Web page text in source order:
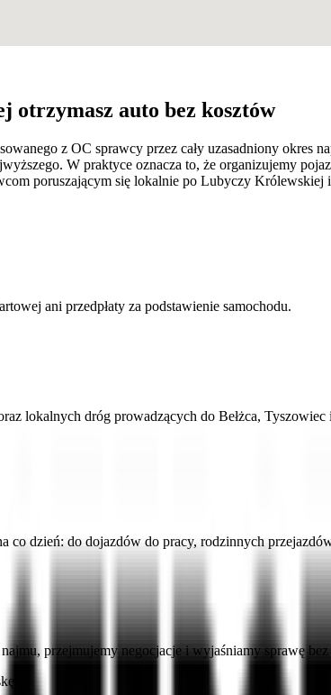
otrzymasz auto bez kosztów
z OC sprawcy przez cały uzasadniony
W praktyce oznacza to, że organizujemy
poruszającym się lokalnie po Lubyczy
ani przedpłaty za podstawienie samochodu.
lokalnych dróg prowadzących do Bełżca,
dzień: do dojazdów do pracy, rodzinnych
przejmujemy negocjacje i wyjaśniamy sprawę